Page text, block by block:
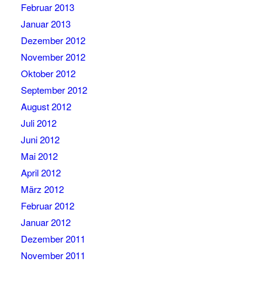
Februar 2013
Januar 2013
Dezember 2012
November 2012
Oktober 2012
September 2012
August 2012
Juli 2012
Juni 2012
Mai 2012
April 2012
März 2012
Februar 2012
Januar 2012
Dezember 2011
November 2011